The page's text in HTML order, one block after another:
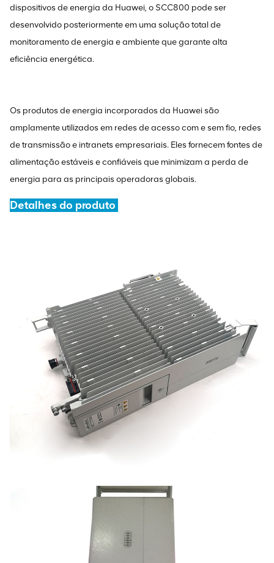
dispositivos de energia da Huawei, o SCC800 pode ser
desenvolvido posteriormente em uma solução total de
monitoramento de energia e ambiente que garante alta
eficiência energética.
Os produtos de energia incorporados da Huawei são
amplamente utilizados em redes de acesso com e sem fio, redes
de transmissão e intranets empresariais. Eles fornecem fontes de
alimentação estáveis ​​e confiáveis ​​que minimizam a perda de
energia para as principais operadoras globais.
Detalhes do produto